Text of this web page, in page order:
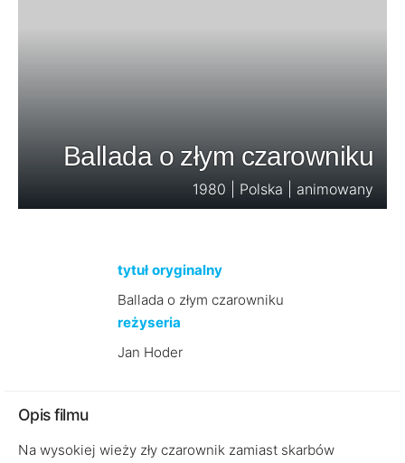
Ballada o złym czarowniku
1980 | Polska | animowany
tytuł oryginalny
Ballada o złym czarowniku
reżyseria
Jan Hoder
Opis filmu
Na wysokiej wieży zły czarownik zamiast skarbów